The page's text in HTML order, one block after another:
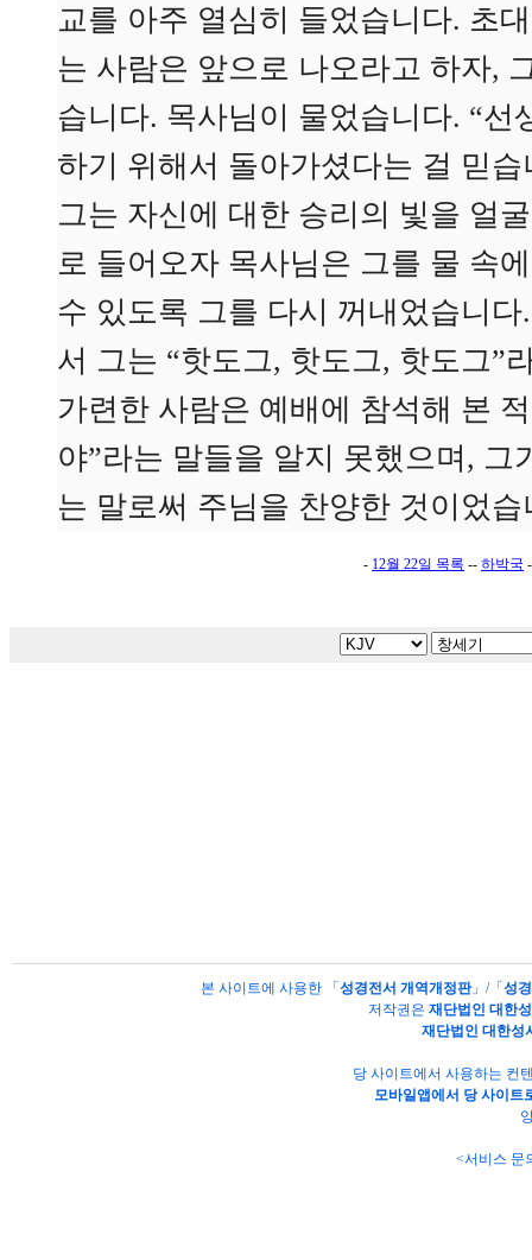
교를 아주 열심히 들었습니다. 초
는 사람은 앞으로 나오라고 하자,
습니다. 목사님이 물었습니다. “
하기 위해서 돌아가셨다는 걸 믿
그는 자신에 대한 승리의 빛을 얼
로 들어오자 목사님은 그를 물 속
수 있도록 그를 다시 꺼내었습니
서 그는 “핫도그, 핫도그, 핫도그”
가련한 사람은 예배에 참석해 본
야”라는 말들을 알지 못했으며, 그
는 말로써 주님을 찬양한 것이었습
- 12월 22일 목록 -- 하박국
본 사이트에 사용한 「 성경전서 개역개정판」/「 성
저작권은 재단법인 대한
재단법인 대한성
당 사이트에서 사용하는 컨
모바일앱에서 당 사이트
<서비스 문